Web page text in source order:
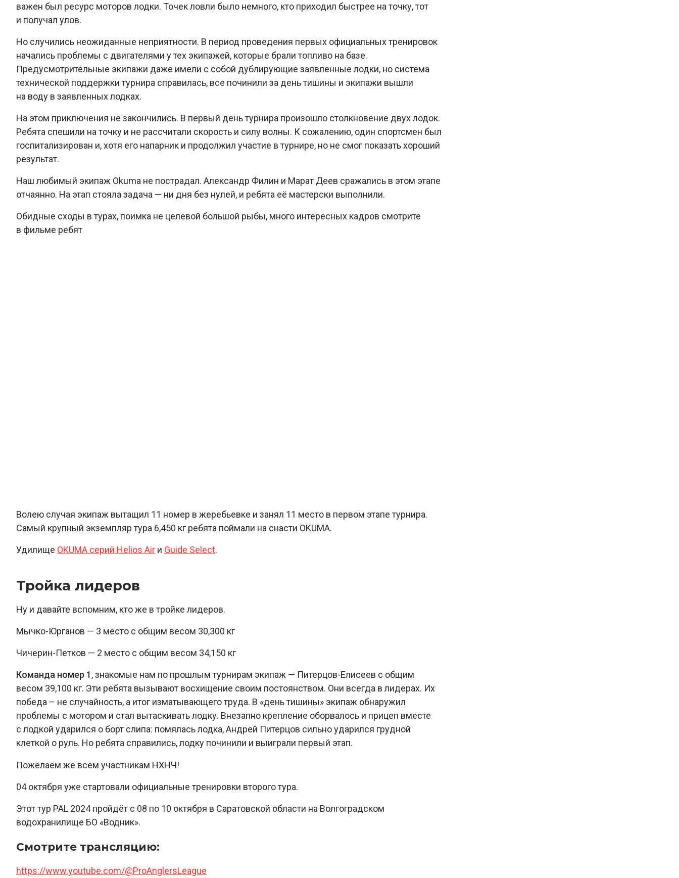
важен был ресурс моторов лодки. Точек ловли было немного, кто приходил быстрее на точку, тот
и получал улов.
Но случились неожиданные неприятности. В период проведения первых официальных тренировок
начались проблемы с двигателями у тех экипажей, которые брали топливо на базе.
Предусмотрительные экипажи даже имели с собой дублирующие заявленные лодки, но система
технической поддержки турнира справилась, все починили за день тишины и экипажи вышли
на воду в заявленных лодках.
На этом приключения не закончились. В первый день турнира произошло столкновение двух лодок.
Ребята спешили на точку и не рассчитали скорость и силу волны. К сожалению, один спортсмен был
госпитализирован и, хотя его напарник и продолжил участие в турнире, но не смог показать хороший
результат.
Наш любимый экипаж Okuma не пострадал. Александр Филин и Марат Деев сражались в этом этапе
отчаянно. На этап стояла задача — ни дня без нулей, и ребята её мастерски выполнили.
Обидные сходы в турах, поимка не целевой большой рыбы, много интересных кадров смотрите
в фильме ребят
Волею случая экипаж вытащил 11 номер в жеребьевке и занял 11 место в первом этапе турнира.
Самый крупный экземпляр тура 6,450 кг ребята поймали на снасти OKUMA.
Удилище OKUMA серий Helios Air и Guide Select.
Тройка лидеров
Ну и давайте вспомним, кто же в тройке лидеров.
Мычко-Юрганов — 3 место с общим весом 30,300 кг
Чичерин-Петков — 2 место с общим весом 34,150 кг
Команда номер 1, знакомые нам по прошлым турнирам экипаж — Питерцов-Елисеев с общим
весом 39,100 кг. Эти ребята вызывают восхищение своим постоянством. Они всегда в лидерах. Их
победа – не случайность, а итог изматывающего труда. В «день тишины» экипаж обнаружил
проблемы с мотором и стал вытаскивать лодку. Внезапно крепление оборвалось и прицеп вместе
с лодкой ударился о борт слипа: помялась лодка, Андрей Питерцов сильно ударился грудной
клеткой о руль. Но ребята справились, лодку починили и выиграли первый этап.
Пожелаем же всем участникам НХНЧ!
04 октября уже стартовали официальные тренировки второго тура.
Этот тур PAL 2024 пройдёт с 08 по 10 октября в Саратовской области на Волгоградском
водохранилище БО «Водник».
Смотрите трансляцию:
https://www.youtube.com/@ProAnglersLeague